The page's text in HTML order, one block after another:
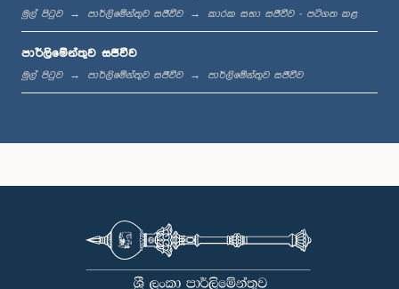
ප.ව. 1:44 - ප.ව. 1:53
ප.ව. 2:05 - ප.ව. 2:15
මුල් පිටුව පාර්ලිමේන්තුව සජීවීව කාරක සභා සජීවීව - පටිගත කළ
පාර්ලිමේන්තුව සජීවීව
මුල් පිටුව පාර්ලිමේන්තුව සජීවීව පාර්ලිමේන්තුව සජීවීව